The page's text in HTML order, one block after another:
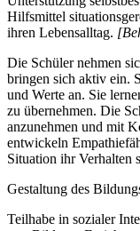
Hilfsmittel
ihren Lebensalltag.
Die Schüler nehmen
bringen sich aktiv ein.
und Werte an. Sie
zu übernehmen. Die
anzunehmen und mit
entwickeln
Situation ihr Verhalten
Gestaltung des
Teilhabe in sozialer